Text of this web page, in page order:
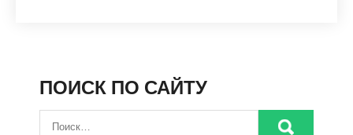
ПОИСК ПО САЙТУ